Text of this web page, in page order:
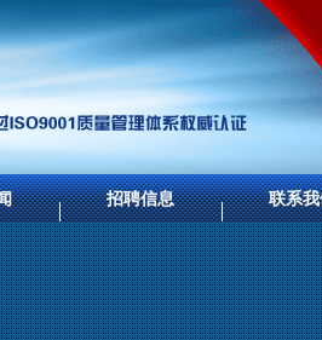
招聘信息 联系